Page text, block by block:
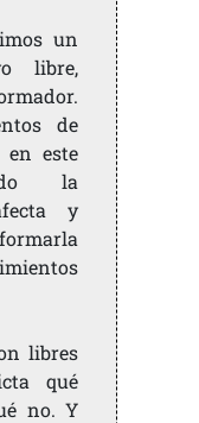
un
libre,
de
en este
la
y
libres
qué
no. Y